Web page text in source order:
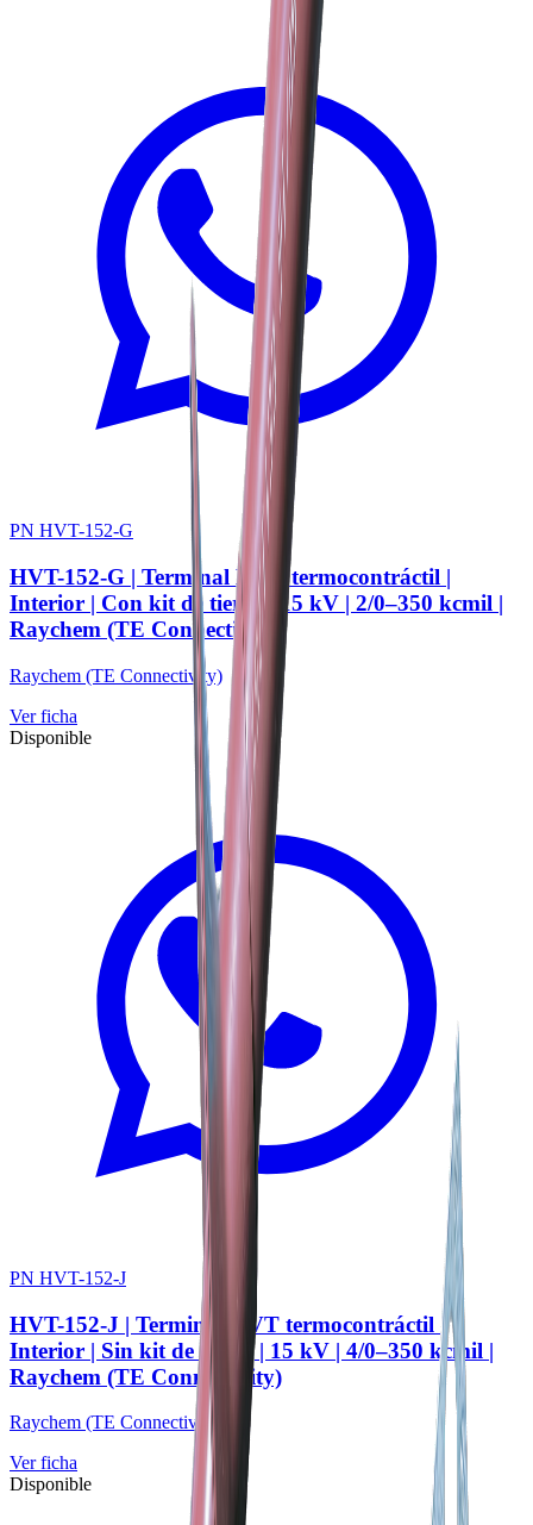
PN HVT-152-G
HVT-152-G | Terminal HVT termocontráctil |
Interior | Con kit de tierra | 15 kV | 2/0–350 kcmil |
Raychem (TE Connectivity)
Raychem (TE Connectivity)
Ver ficha
Disponible
PN HVT-152-J
HVT-152-J | Terminal HVT termocontráctil |
Interior | Sin kit de tierra | 15 kV | 4/0–350 kcmil |
Raychem (TE Connectivity)
Raychem (TE Connectivity)
Ver ficha
Disponible